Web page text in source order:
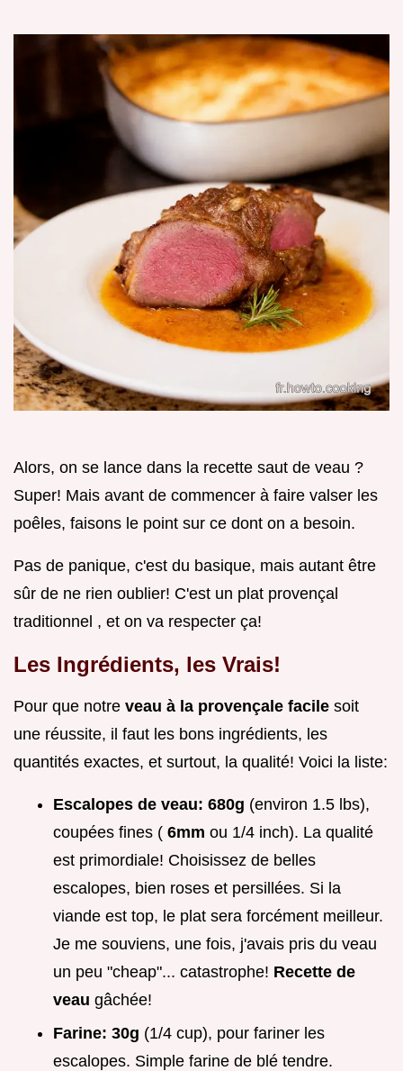
Alors, on se lance dans la recette saut de veau ?
Super! Mais avant de commencer à faire valser les
poêles, faisons le point sur ce dont on a besoin.
Pas de panique, c'est du basique, mais autant être
sûr de ne rien oublier! C'est un plat provençal
traditionnel , et on va respecter ça!
Les Ingrédients, les Vrais!
Pour que notre veau à la provençale facile soit
une réussite, il faut les bons ingrédients, les
quantités exactes, et surtout, la qualité! Voici la liste:
Escalopes de veau: 680g (environ 1.5 lbs),
coupées fines ( 6mm ou 1/4 inch). La qualité
est primordiale! Choisissez de belles
escalopes, bien roses et persillées. Si la
viande est top, le plat sera forcément meilleur.
Je me souviens, une fois, j'avais pris du veau
un peu "cheap"... catastrophe! Recette de
veau gâchée!
Farine: 30g (1/4 cup), pour fariner les
escalopes. Simple farine de blé tendre.